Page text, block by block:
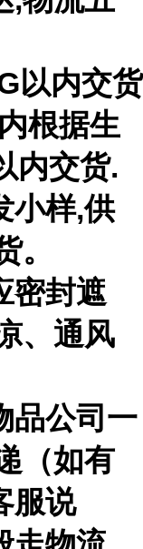
以内交货
根据生
内交货.
小样,供
。
密封遮
、通风
品公司一
（如有
服说